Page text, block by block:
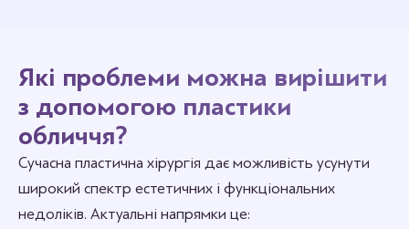
Які проблеми можна вирішити
з допомогою пластики
обличчя?
Сучасна пластична хірургія дає можливість усунути
широкий спектр естетичних і функціональних
недоліків. Актуальні напрямки це: